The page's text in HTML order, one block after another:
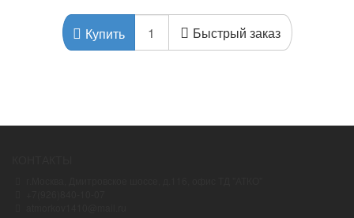
Купить Быстрый заказ